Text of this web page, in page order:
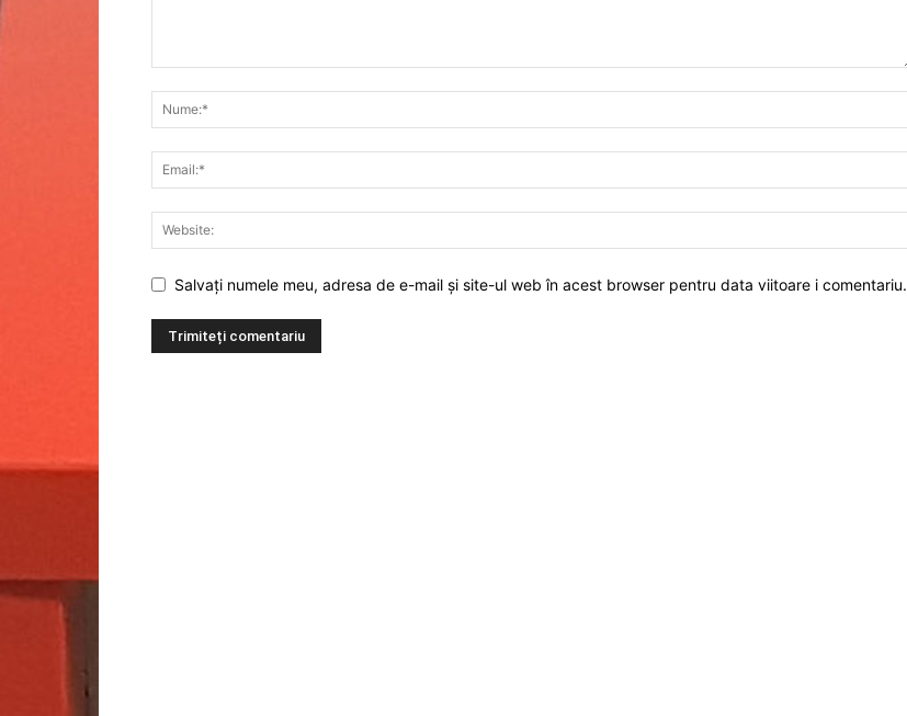
Salvați numele meu, adresa de e-mail și site-ul web în acest browser pentru data viitoare i comentariu.